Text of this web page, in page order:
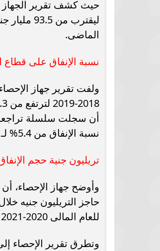
الماضى.
نسبة الإنفاق على قطاع
ولفت تقرير جهاز
نسبة الإنفاق من 5.4% لـ 5.2% ثم 5% و4.5% و4.3%.
تريليون جنية حجم
وأوضح جهاز الإحصاء،
للعام المالى 2020-2021 مقابل 15.7 تريليون جنيه خلال موازنة العام السابق عليه 2019-2020.
وتطرق تقرير الإحصاء